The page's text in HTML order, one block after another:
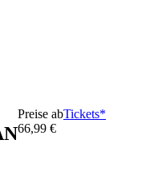
Preise ab
66,99 €
Tickets*